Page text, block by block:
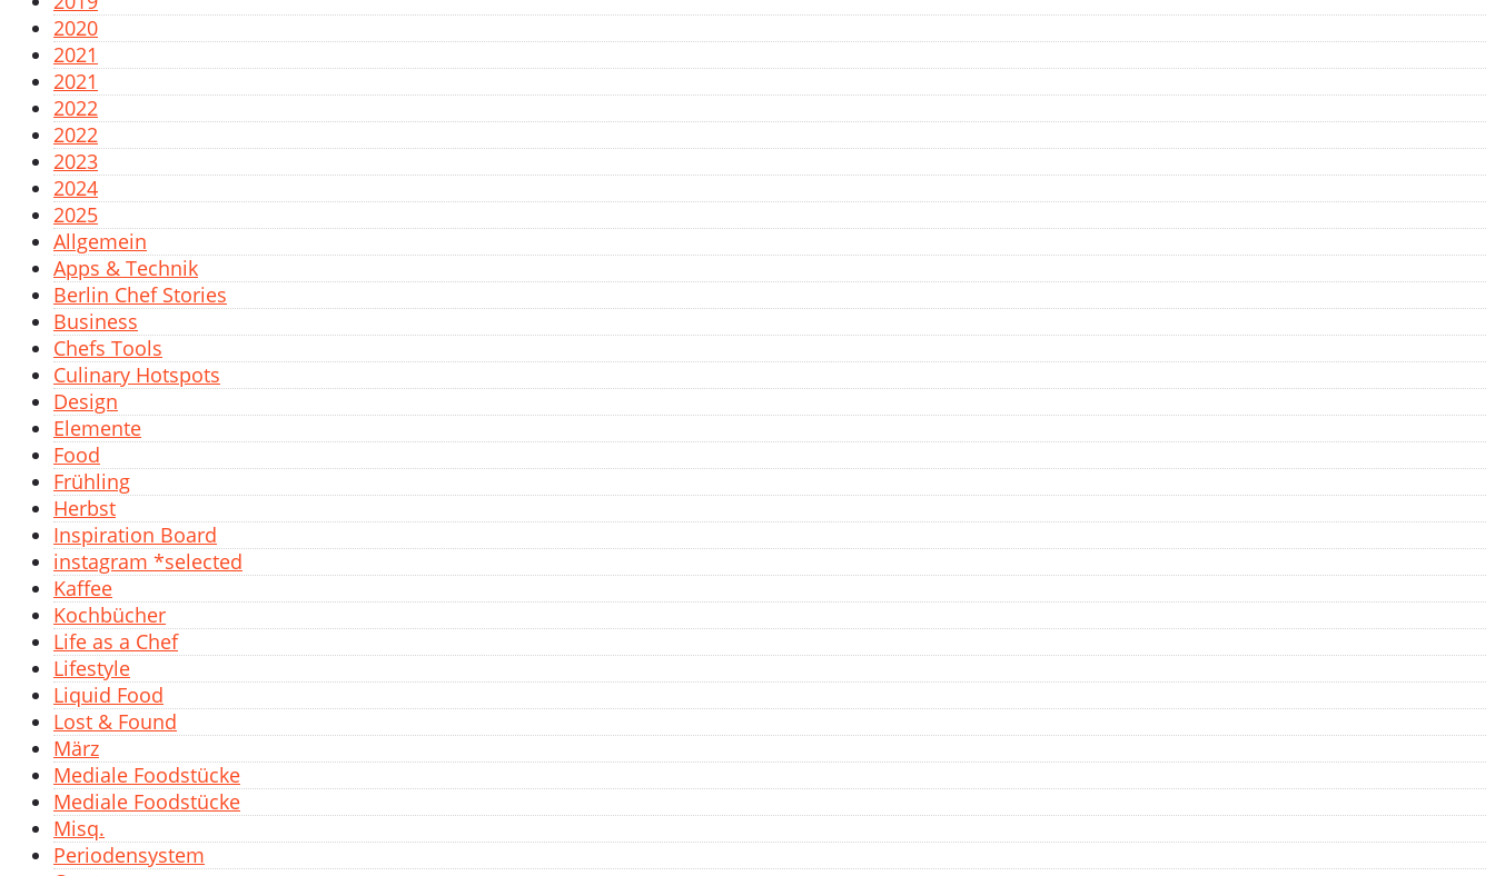
2020
2021
2021
2022
2022
2023
2024
2025
Allgemein
Apps & Technik
Berlin Chef Stories
Business
Chefs Tools
Culinary Hotspots
Design
Elemente
Food
Frühling
Herbst
Inspiration Board
instagram *selected
Kaffee
Kochbücher
Life as a Chef
Lifestyle
Liquid Food
Lost & Found
März
Mediale Foodstücke
Mediale Foodstücke
Misq.
Periodensystem